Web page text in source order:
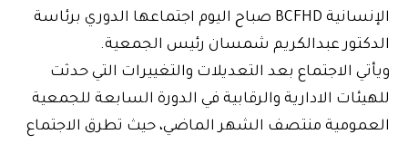
الإنسانية BCFHD صباح اليوم اجتماعها الدوري برئاسة
الدكتور عبدالكريم شمسان رئيس الجمعية.
ويأتي الاجتماع بعد التعديلات والتغييرات التي حدثت
للهيئات الادارية والرقابية في الدورة السابعة للجمعية
العمومية منتصف الشهر الماضي، حيث تطرق الاجتماع